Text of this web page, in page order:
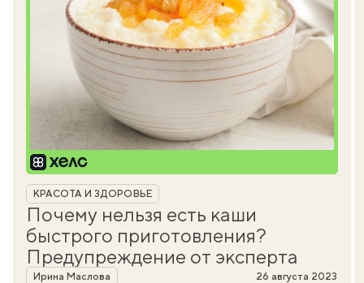
Рубрика
КРАСОТА И ЗДОРОВЬЕ
Почему нельзя есть каши
быстрого приготовления?
Предупреждение от эксперта
Автор
Ирина Маслова 26 августа 2023